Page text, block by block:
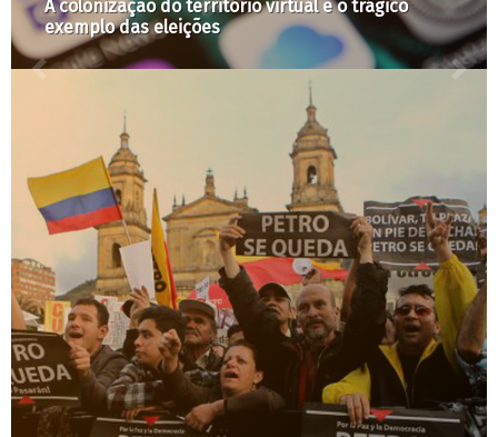
A Cidade é Nossa com Raquel Rolnik #26: Dia
Mundial do Habitat